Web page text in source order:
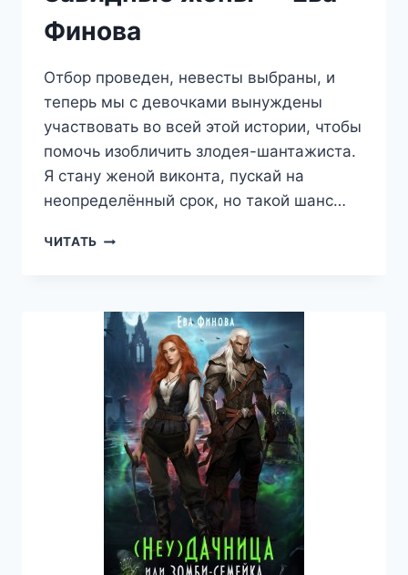
Финова
Отбор проведен, невесты выбраны, и
теперь мы с девочками вынуждены
участвовать во всей этой истории, чтобы
помочь изобличить злодея-шантажиста.
Я стану женой виконта, пускай на
неопределённый срок, но такой шанс…
ЧИТАТЬ ЗАВИДНЫЕ
ФИНОВА